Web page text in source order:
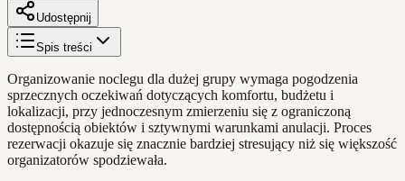
Udostępnij
Spis treści
Organizowanie noclegu dla dużej grupy wymaga pogodzenia
sprzecznych oczekiwań dotyczących komfortu, budżetu i
lokalizacji, przy jednoczesnym zmierzeniu się z ograniczoną
dostępnością obiektów i sztywnymi warunkami anulacji. Proces
rezerwacji okazuje się znacznie bardziej stresujący niż się większość
organizatorów spodziewała.